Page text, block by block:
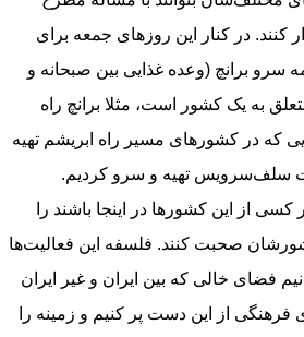
کنند. در کنار این روزهای جمعه برای
سرو برانچ (وعده غذایی بین صبحانه و
به یک کشور است، مثلا برانچ راه
که در کشورهای مسیر راه ابریشم تهیه
سلف‌سرویس تهیه و سرو کردیم.
از این کشورها در اینجا باشند را
صحبت کنند. فلسفه این فعالیت‌ها
فضای خالی که بین ایران و غیر ایران
فرهنگی از این دست پر کنیم و زمینه را